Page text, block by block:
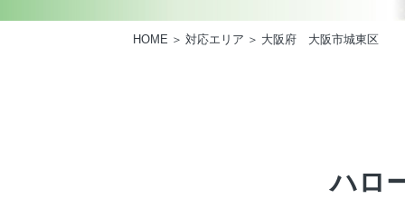
HOME 対応エリア 大阪府 大阪市城東区
ハロ